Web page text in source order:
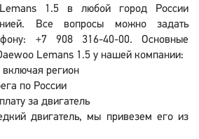
1.5 в любой город России
Все вопросы можно задать
+7 908 316-40-00. Основные
Lemans 1.5 у нашей компании:
регион
по России
за двигатель
двигатель, мы привезем его из